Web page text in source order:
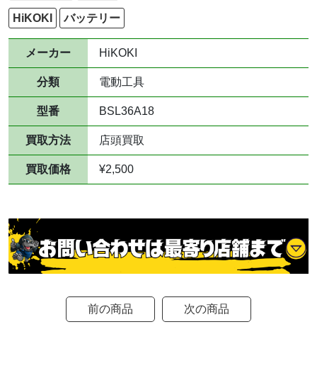
HiKOKI バッテリー
メーカー HiKOKI
分類 電動工具
型番 BSL36A18
買取方法 店頭買取
買取価格 ¥2,500
前の商品 次の商品